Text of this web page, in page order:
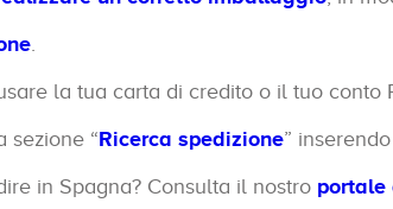
.
la tua carta di credito o il tuo conto
sezione “Ricerca spedizione”
in Spagna? Consulta il nostro portale